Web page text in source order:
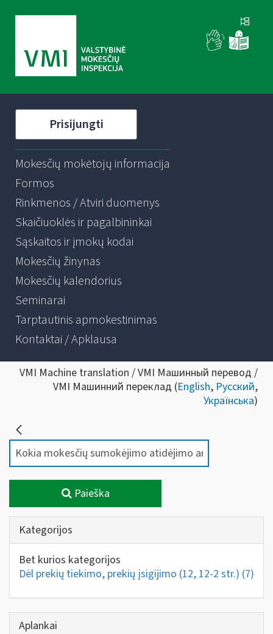
Prisijungti
Mokesčių mokėtojų informacija
Formos
Rinkmenos / Atviri duomenys
Skaičiuoklės ir pagalbininkai
Sąskaitos ir įmokų kodai
Mokesčių žinynas
Mokesčių kalendorius
Seminarai
Tarptautinis apmokestinimas
Kontaktai / Apklausa
VMI Machine translation / VMI Машинный перевод /
VMI Машинний переклад (English, Русский,
Українська)
Paieška
Kategorijos
Bet kurios kategorijos
Dėl prekių tiekimo, prekių įsigijimo (12, 12-2 str.) (7)
Aplankai